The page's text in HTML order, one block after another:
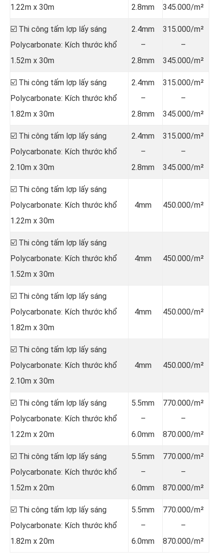
1.22m x 30m
2.8mm
345.000/m²
☑️ Thi công tấm lợp lấy sáng
Polycarbonate: Kích thước khổ
1.52m x 30m
2.4mm
–
2.8mm
315.000/m²
–
345.000/m²
☑️ Thi công tấm lợp lấy sáng
Polycarbonate: Kích thước khổ
1.82m x 30m
2.4mm
–
2.8mm
315.000/m²
–
345.000/m²
☑️ Thi công tấm lợp lấy sáng
Polycarbonate: Kích thước khổ
2.10m x 30m
2.4mm
–
2.8mm
315.000/m²
–
345.000/m²
☑️ Thi công tấm lợp lấy sáng
Polycarbonate: Kích thước khổ
1.22m x 30m
4mm 450.000/m²
☑️ Thi công tấm lợp lấy sáng
Polycarbonate: Kích thước khổ
1.52m x 30m
4mm 450.000/m²
☑️ Thi công tấm lợp lấy sáng
Polycarbonate: Kích thước khổ
1.82m x 30m
4mm 450.000/m²
☑️ Thi công tấm lợp lấy sáng
Polycarbonate: Kích thước khổ
2.10m x 30m
4mm 450.000/m²
☑️ Thi công tấm lợp lấy sáng
Polycarbonate: Kích thước khổ
1.22m x 20m
5.5mm
–
6.0mm
770.000/m²
–
870.000/m²
☑️ Thi công tấm lợp lấy sáng
Polycarbonate: Kích thước khổ
1.52m x 20m
5.5mm
–
6.0mm
770.000/m²
–
870.000/m²
☑️ Thi công tấm lợp lấy sáng
Polycarbonate: Kích thước khổ
1.82m x 20m
5.5mm
–
6.0mm
770.000/m²
–
870.000/m²